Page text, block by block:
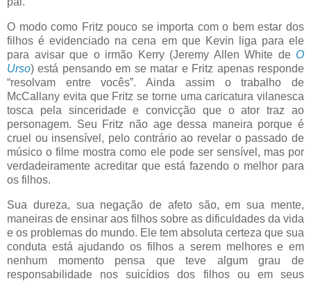
O modo como Fritz pouco se importa com o bem estar dos
filhos é evidenciado na cena em que Kevin liga para ele
para avisar que o irmão Kerry (Jeremy Allen White de O
Urso) está pensando em se matar e Fritz apenas responde
“resolvam entre vocês”. Ainda assim o trabalho de
McCallany evita que Fritz se torne uma caricatura vilanesca
tosca pela sinceridade e convicção que o ator traz ao
personagem. Seu Fritz não age dessa maneira porque é
cruel ou insensível, pelo contrário ao revelar o passado de
músico o filme mostra como ele pode ser sensível, mas por
verdadeiramente acreditar que está fazendo o melhor para
os filhos.
Sua dureza, sua negação de afeto são, em sua mente,
maneiras de ensinar aos filhos sobre as dificuldades da vida
e os problemas do mundo. Ele tem absoluta certeza que sua
conduta está ajudando os filhos a serem melhores e em
nenhum momento pensa que teve algum grau de
responsabilidade nos suicídios dos filhos ou em seus